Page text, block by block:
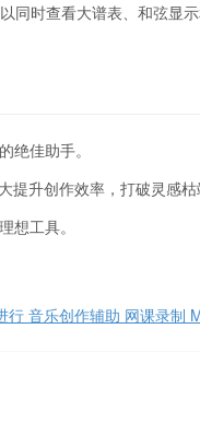
时查看大谱表、和弦显
绝佳助手。
升创作效率，打破灵感枯
想工具。
音乐创作辅助 网课录制